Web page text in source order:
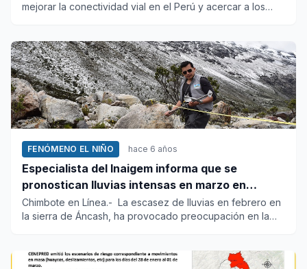
mejorar la conectividad vial en el Perú y acercar a los
FENÓMENO EL NIÑO hace 6 años
Especialista del Inaigem informa que se
pronostican lluvias intensas en marzo en
Áncash
Chimbote en Línea.- La escasez de lluvias en febrero en
la sierra de Áncash, ha provocado preocupación en la